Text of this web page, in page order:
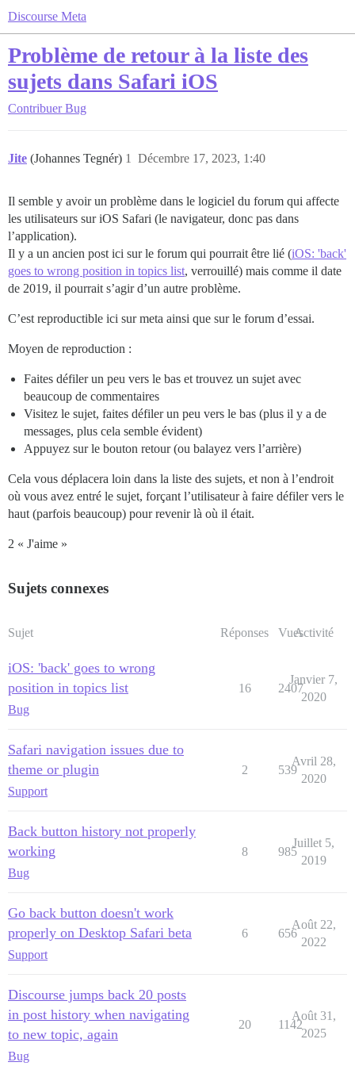
Discourse Meta
Problème de retour à la liste des
sujets dans Safari iOS
Contribuer Bug
Jite (Johannes Tegnér) Décembre 17, 2023, 1:40
1
Il semble y avoir un problème dans le logiciel du forum qui affecte
les utilisateurs sur iOS Safari (le navigateur, donc pas dans
l’application).
Il y a un ancien post ici sur le forum qui pourrait être lié (iOS: 'back'
goes to wrong position in topics list, verrouillé) mais comme il date
de 2019, il pourrait s’agir d’un autre problème.
C’est reproductible ici sur meta ainsi que sur le forum d’essai.
Moyen de reproduction :
Faites défiler un peu vers le bas et trouvez un sujet avec
beaucoup de commentaires
Visitez le sujet, faites défiler un peu vers le bas (plus il y a de
messages, plus cela semble évident)
Appuyez sur le bouton retour (ou balayez vers l’arrière)
Cela vous déplacera loin dans la liste des sujets, et non à l’endroit
où vous avez entré le sujet, forçant l’utilisateur à faire défiler vers le
haut (parfois beaucoup) pour revenir là où il était.
2 « J'aime »
Sujets connexes
Sujet Réponses VuesActivité
iOS: 'back' goes to wrong
position in topics list
Bug
16 2407
Janvier 7,
2020
Safari navigation issues due to
theme or plugin
Support
2 539
Avril 28,
2020
Back button history not properly
working
Bug
8 985
Juillet 5,
2019
Go back button doesn't work
properly on Desktop Safari beta
Support
6 656
Août 22,
2022
Discourse jumps back 20 posts
in post history when navigating
to new topic, again
Bug
20 1142
Août 31,
2025